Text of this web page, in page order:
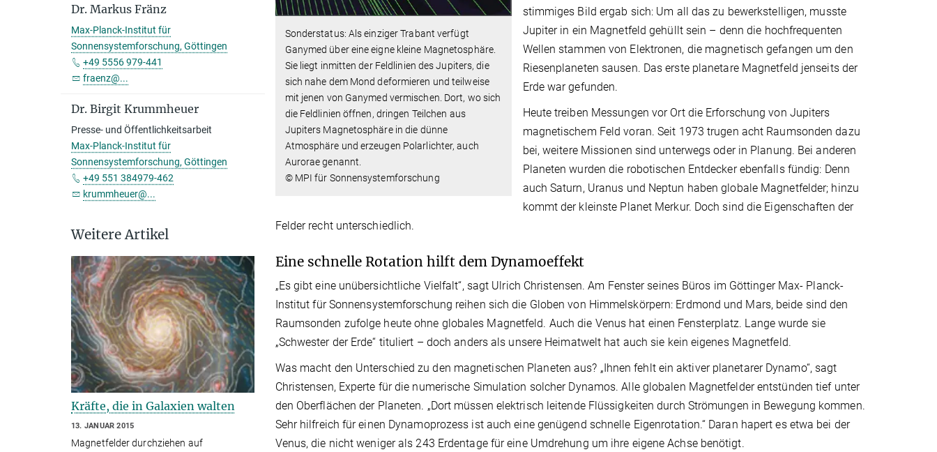
Sonderstatus: Als einziger Trabant verfügt
Ganymed über eine eigne kleine Magnetosphäre.
Sie liegt inmitten der Feldlinien des Jupiters, die
sich nahe dem Mond deformieren und teilweise
mit jenen von Ganymed vermischen. Dort, wo sich
die Feldlinien öffnen, dringen Teilchen aus
Jupiters Magnetosphäre in die dünne
Atmosphäre und erzeugen Polarlichter, auch
Aurorae genannt.
© MPI für Sonnensystemforschung
stimmiges Bild ergab sich: Um all das zu bewerkstelligen, musste
Jupiter in ein Magnetfeld gehüllt sein – denn die hochfrequenten
Wellen stammen von Elektronen, die magnetisch gefangen um den
Riesenplaneten sausen. Das erste planetare Magnetfeld jenseits der
Erde war gefunden.
Heute treiben Messungen vor Ort die Erforschung von Jupiters
magnetischem Feld voran. Seit 1973 trugen acht Raumsonden dazu
bei, weitere Missionen sind unterwegs oder in Planung. Bei anderen
Planeten wurden die robotischen Entdecker ebenfalls fündig: Denn
auch Saturn, Uranus und Neptun haben globale Magnetfelder; hinzu
kommt der kleinste Planet Merkur. Doch sind die Eigenschaften der
Felder recht unterschiedlich.
Eine schnelle Rotation hilft dem Dynamoeffekt
„Es gibt eine unübersichtliche Vielfalt“, sagt Ulrich Christensen. Am Fenster seines Büros im Göttinger Max- Planck-
Institut für Sonnensystemforschung reihen sich die Globen von Himmelskörpern: Erdmond und Mars, beide sind den
Raumsonden zufolge heute ohne globales Magnetfeld. Auch die Venus hat einen Fensterplatz. Lange wurde sie
„Schwester der Erde“ tituliert – doch anders als unsere Heimatwelt hat auch sie kein eigenes Magnetfeld.
Was macht den Unterschied zu den magnetischen Planeten aus? „Ihnen fehlt ein aktiver planetarer Dynamo“, sagt
Christensen, Experte für die numerische Simulation solcher Dynamos. Alle globalen Magnetfelder entstünden tief unter
den Oberflächen der Planeten. „Dort müssen elektrisch leitende Flüssigkeiten durch Strömungen in Bewegung kommen.
Sehr hilfreich für einen Dynamoprozess ist auch eine genügend schnelle Eigenrotation.“ Daran hapert es etwa bei der
Venus, die nicht weniger als 243 Erdentage für eine Umdrehung um ihre eigene Achse benötigt.
Dr. Markus Fränz
Max-Planck-Institut für
Sonnensystemforschung, Göttingen
+49 5556 979-441
fraenz@...
Dr. Birgit Krummheuer
Presse- und Öffentlichkeitsarbeit
Max-Planck-Institut für
Sonnensystemforschung, Göttingen
+49 551 384979-462
krummheuer@...
Weitere Artikel
Kräfte, die in Galaxien walten
13. JANUAR 2015
Magnetfelder durchziehen auf